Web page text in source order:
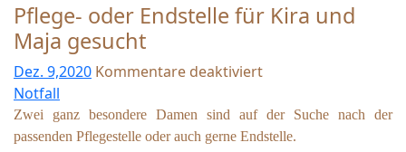
Pflege- oder Endstelle für Kira und
Maja gesucht
Dez. 9,2020 Kommentare deaktiviert
f
ü
r
Notfall
Zwei ganz besondere Damen sind auf der Suche nach der
passenden Pflegestelle oder auch gerne Endstelle.